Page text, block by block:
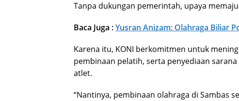
Tanpa dukungan pemerintah, upaya
Baca Juga :Yusran Anizam: Olahraga Biliar
Karena itu, KONI berkomitmen untuk
pembinaan pelatih, serta penyediaan
atlet.
“Nantinya, pembinaan olahraga di Sambas